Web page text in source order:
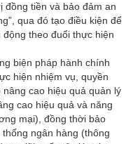
đồng tiền và bảo đảm an
qua đó tạo điều kiện để
theo đuổi thực hiện
biện pháp hành chính
hiện nhiệm vụ, quyền
cao hiệu quả quản lý
cao hiệu quả và năng
mại), đồng thời bảo
ngân hàng (thông